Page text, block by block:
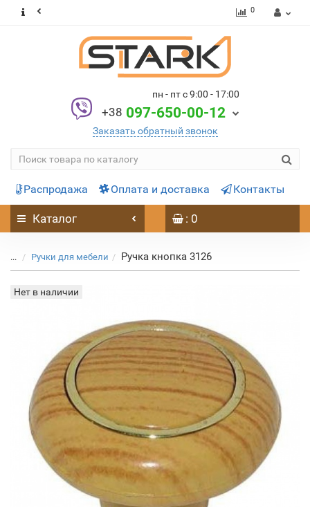
0
пн - пт с 9:00 - 17:00
+38 097-650-00-12
Заказать обратный звонок
Распродажа Оплата и доставка Контакты
Каталог : 0
... Ручки для мебели Ручка кнопка 3126
Нет в наличии